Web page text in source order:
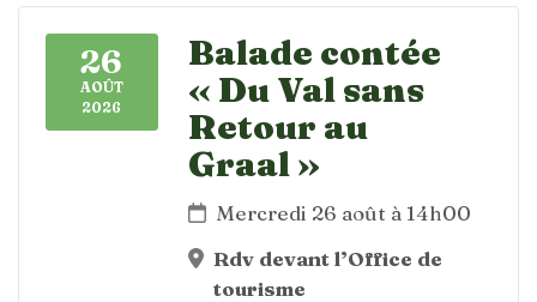
26
AOÛT
2026
Balade contée
« Du Val sans
Retour au
Graal »
Mercredi 26 août à 14h00
Rdv devant l’Office de
tourisme